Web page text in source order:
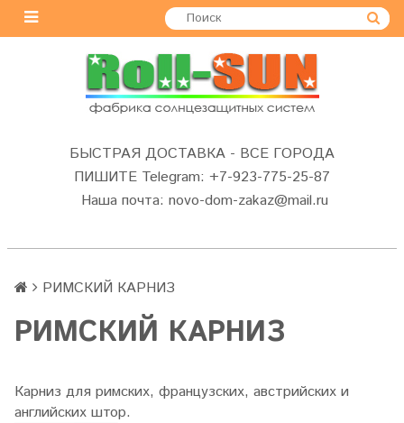
БЫСТРАЯ ДОСТАВКА - ВСЕ ГОРОДА
ПИШИТЕ Telegram: +7-923-775-25-87
Наша почта: novo-dom-zakaz@mail.ru
РИМСКИЙ КАРНИЗ
РИМСКИЙ КАРНИЗ
Карниз для римских, французских, австрийских и
английских штор.